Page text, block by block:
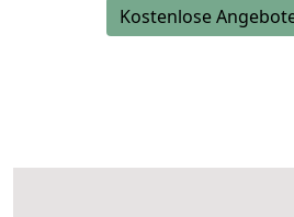
Kostenlose